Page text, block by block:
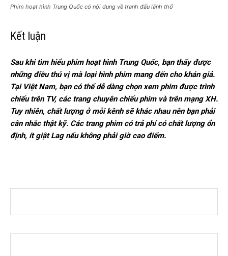
Phim hoạt hình Trung Quốc có nội dung về tranh đấu lãnh thổ
Kết luận
Sau khi tìm hiểu phim hoạt hình Trung Quốc, bạn thấy được
những điều thú vị mà loại hình phim mang đến cho khán giả.
Tại Việt Nam, bạn có thể dễ dàng chọn xem phim được trình
chiếu trên TV, các trang chuyên chiếu phim và trên mạng XH.
Tuy nhiên, chất lượng ở mỗi kênh sẽ khác nhau nên bạn phải
cân nhắc thật kỹ. Các trang phim có trả phí có chất lượng ổn
định, ít giật Lag nếu không phải giờ cao điểm.